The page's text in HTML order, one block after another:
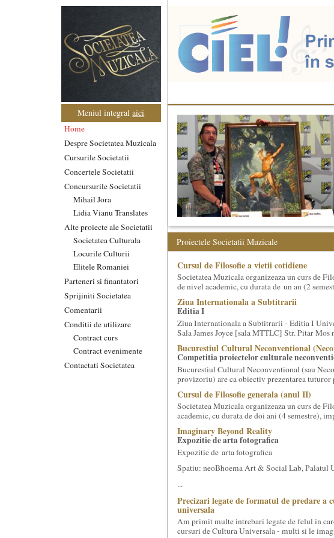
Meniul integralaici
Home
Despre Societatea Muzicala
Cursurile Societatii
Concertele Societatii
Concursurile Societatii
Mihail Jora
Lidia Vianu Translates
Alte proiecte ale Societatii
Societatea Culturala
Locurile Culturii
Elitele Romaniei
Parteneri si finantatori
Sprijiniti Societatea
Comentarii
Conditii de utilizare
Contract curs
Contract evenimente
Contactati Societatea
Proiectele Societatii Muzicale
Cursul de Filosofie a vietii cotidiene
Societatea Muzicala organizeaza un curs de
de nivel academic, cu durata de un an (2
Ziua Internationala a Subtitrarii
Editia I
Ziua Internationala a Subtitrarii - Editia I
Sala James Joyce [sala MTTLC] Str. Pitar Mos
Bucurestiul Cultural Neconventional
Competitia proiectelor culturale
Bucurestiul Cultural Neconventional (sau
provizoriu) are ca obiectiv prezentarea tuturor
Cursul de Filosofie generala (anul II)
Societatea Muzicala organizeaza un curs de
academic, cu durata de doi ani (4 semestre),
Imaginary Beyond Reality
Expozitie de arta fotografica
Expozitie de arta fotografica
Spatiu: neoBhoema Art & Social Lab, Palatul
...
Precizari legate de formatul de predare a
universala
Am primit multe intrebari legate de felul in
cursuri de Cultura Universala - multi si le